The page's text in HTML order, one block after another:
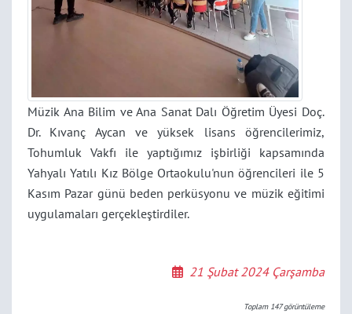
Müzik Ana Bilim ve Ana Sanat Dalı Öğretim Üyesi Doç.
Dr. Kıvanç Aycan ve yüksek lisans öğrencilerimiz,
Tohumluk Vakfı ile yaptığımız işbirliği kapsamında
Yahyalı Yatılı Kız Bölge Ortaokulu'nun öğrencileri ile 5
Kasım Pazar günü beden perküsyonu ve müzik eğitimi
uygulamaları gerçekleştirdiler.
21 Şubat 2024 Çarşamba
Toplam 147görüntüleme